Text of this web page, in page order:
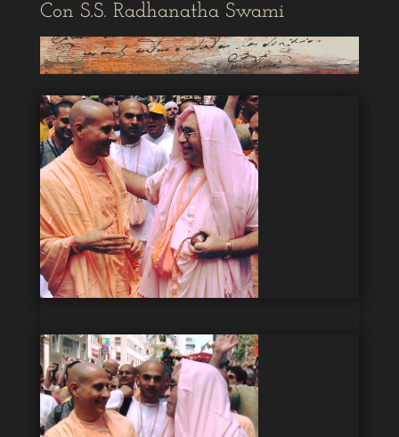
Con S.S. Radhanatha Swami